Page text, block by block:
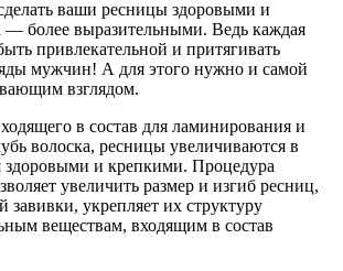
ваши ресницы здоровыми и
— более выразительными. Ведь каждая
привлекательной и притягивать
мужчин! А для этого нужно и самой
взглядом.
в состав для ламинирования и
волоска, ресницы увеличиваются в
здоровыми и крепкими. Процедура
увеличить размер и изгиб ресниц,
завивки, укрепляет их структуру
веществам, входящим в состав